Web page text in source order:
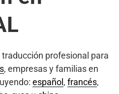
profesional para
, empresas y familias en
español , francés,